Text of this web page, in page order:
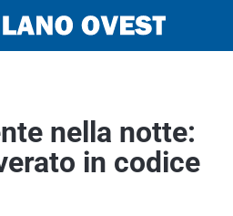
nella notte:
in codice